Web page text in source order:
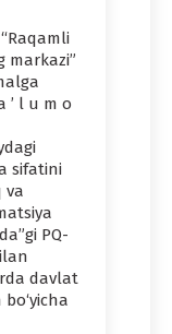
markazi”
’ l u m o
sifatini
va
PQ-
davlat